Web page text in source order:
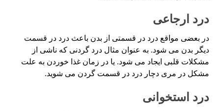
درد ارجاعی
در بعضی مواقع درد در قسمتی از بدن باعث درد در قسمت
دیگر بدن می شود. به عنوان مثال درد گردنی که ناشی از
مشکلات قلبی ایجاد می شود. یا در زمان غذا خوردن به علت
مشکل در مری دچار درد در قسمت گردن می شوید.
درد استخوانی